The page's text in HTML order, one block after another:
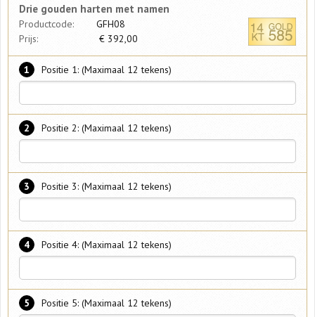
Drie gouden harten met namen
Productcode:
GFH08
Prijs:
€ 392,00
1 Positie 1: (Maximaal 12 tekens)
2 Positie 2: (Maximaal 12 tekens)
3 Positie 3: (Maximaal 12 tekens)
4 Positie 4: (Maximaal 12 tekens)
5 Positie 5: (Maximaal 12 tekens)